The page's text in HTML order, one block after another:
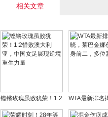
相关文章
铿锵玫瑰虽败犹荣！1:2
惜败澳大利亚，中国女
WTA最新排名
巴金娜创历史